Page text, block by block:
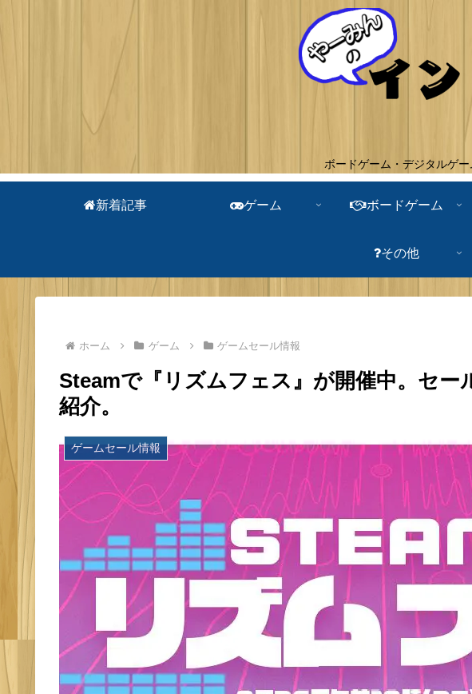
ボードゲーム・デジタルゲ
新着記事 ゲーム ボードゲーム
その他
ホーム ゲーム ゲームセール情報
Steamで『リズムフェス』が開催中。セー
紹介。
ゲームセール情報